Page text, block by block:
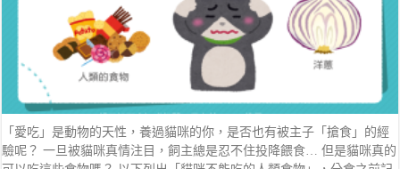
「愛吃」是動物的天性，養過貓咪的你，是否也有被主子「搶食」的經
驗呢？ 一旦被貓咪真情注目，飼主總是忍不住投降餵食… 但是貓咪真的